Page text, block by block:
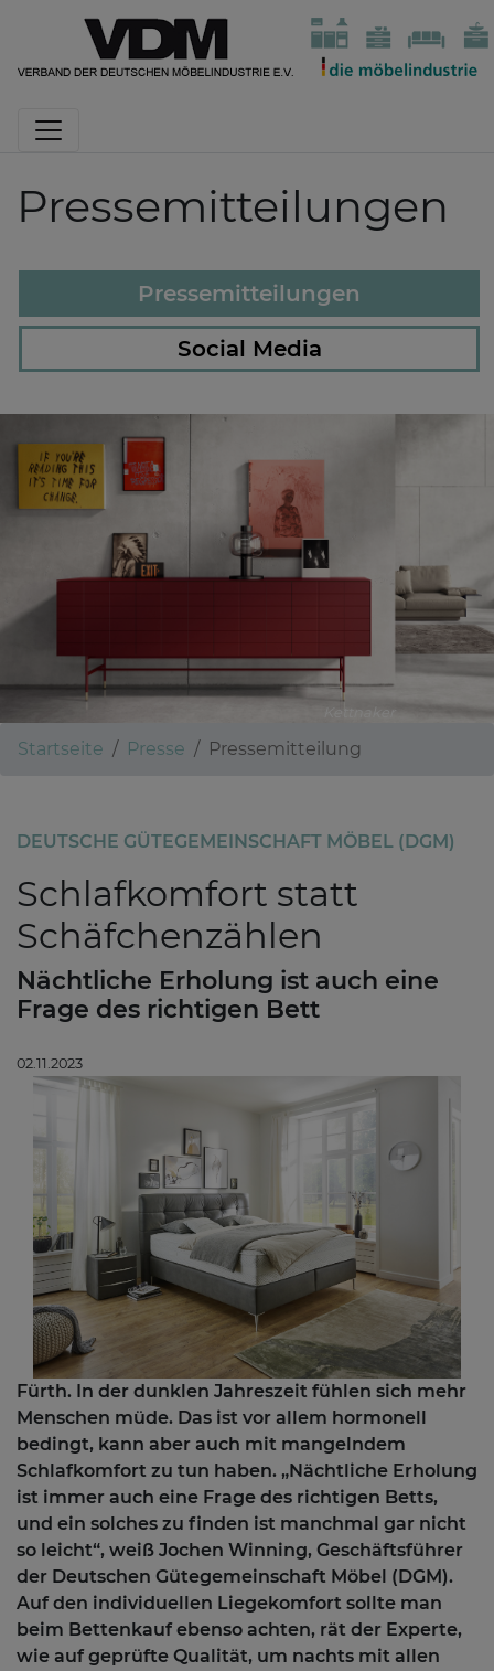
Pressemitteilungen
Pressemitteilungen
Social Media
Kettnaker
Startseite Presse Pressemitteilung
DEUTSCHE GÜTEGEMEINSCHAFT MÖBEL (DGM)
Schlafkomfort statt
Schäfchenzählen
Nächtliche Erholung ist auch eine
Frage des richtigen Bett
02.11.2023
Fürth. In der dunklen Jahreszeit fühlen sich mehr
Menschen müde. Das ist vor allem hormonell
bedingt, kann aber auch mit mangelndem
Schlafkomfort zu tun haben. „Nächtliche Erholung
ist immer auch eine Frage des richtigen Betts,
und ein solches zu finden ist manchmal gar nicht
so leicht“, weiß Jochen Winning, Geschäftsführer
der Deutschen Gütegemeinschaft Möbel (DGM).
Auf den individuellen Liegekomfort sollte man
beim Bettenkauf ebenso achten, rät der Experte,
wie auf geprüfte Qualität, um nachts mit allen